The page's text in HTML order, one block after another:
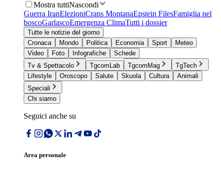
Mostra tuttiNascondi
Guerra IranElezioniCrans MontanaEpstein FilesFamiglia nel
boscoGarlascoEmergenza ClimaTutti i dossier
Tutte le notizie del giorno
Cronaca
Mondo Politica Economia Sport
Meteo
Video
Foto Infografiche
Schede
Tv & Spettacolo
TgcomLab TgcomMag
TgTech
Lifestyle
Oroscopo Salute Skuola Cultura
Animali
Speciali
Chi siamo
Seguici anche su
Area personale